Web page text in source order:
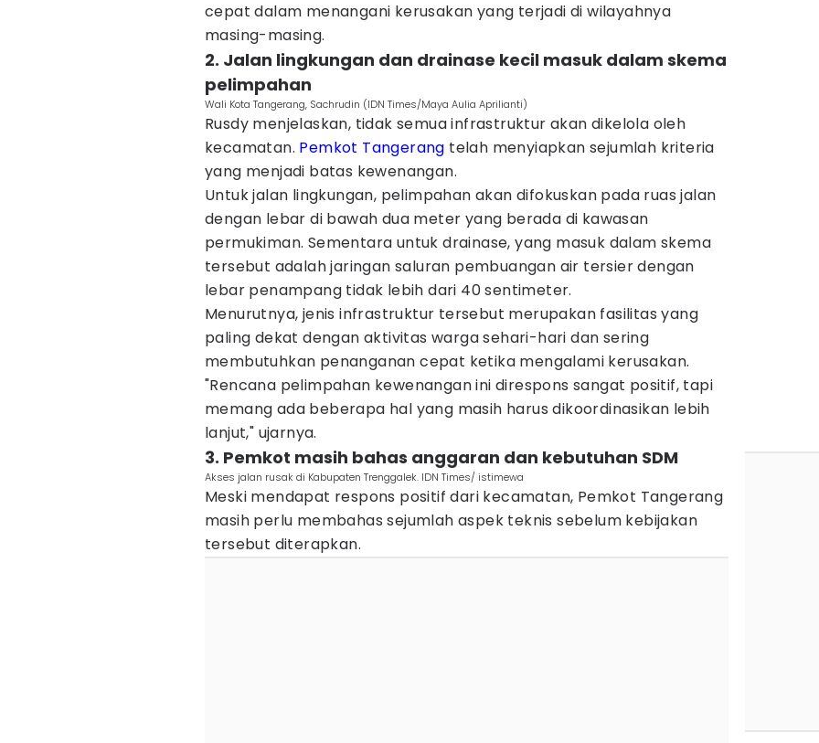
cepat dalam menangani kerusakan yang terjadi di wilayahnya
masing-masing.
2. Jalan lingkungan dan drainase kecil masuk dalam skema
pelimpahan
Wali Kota Tangerang, Sachrudin (IDN Times/Maya Aulia Aprilianti)
Rusdy menjelaskan, tidak semua infrastruktur akan dikelola oleh
kecamatan. Pemkot Tangerang telah menyiapkan sejumlah kriteria
yang menjadi batas kewenangan.
Untuk jalan lingkungan, pelimpahan akan difokuskan pada ruas jalan
dengan lebar di bawah dua meter yang berada di kawasan
permukiman. Sementara untuk drainase, yang masuk dalam skema
tersebut adalah jaringan saluran pembuangan air tersier dengan
lebar penampang tidak lebih dari 40 sentimeter.
Menurutnya, jenis infrastruktur tersebut merupakan fasilitas yang
paling dekat dengan aktivitas warga sehari-hari dan sering
membutuhkan penanganan cepat ketika mengalami kerusakan.
"Rencana pelimpahan kewenangan ini direspons sangat positif, tapi
memang ada beberapa hal yang masih harus dikoordinasikan lebih
lanjut," ujarnya.
3. Pemkot masih bahas anggaran dan kebutuhan SDM
Akses jalan rusak di Kabupaten Trenggalek. IDN Times/ istimewa
Meski mendapat respons positif dari kecamatan, Pemkot Tangerang
masih perlu membahas sejumlah aspek teknis sebelum kebijakan
tersebut diterapkan.